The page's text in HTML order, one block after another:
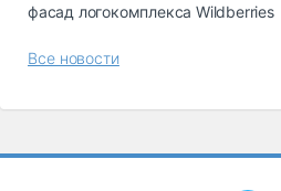
фасад логокомплекса Wildberries
Все новости